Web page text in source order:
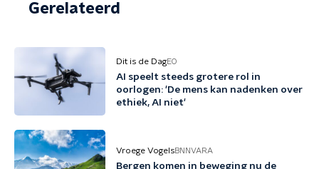
Gerelateerd
Dit is de DagEO
AI speelt steeds grotere rol in
oorlogen: 'De mens kan nadenken over
ethiek, AI niet'
Vroege VogelsBNNVARA
Bergen komen in beweging nu de